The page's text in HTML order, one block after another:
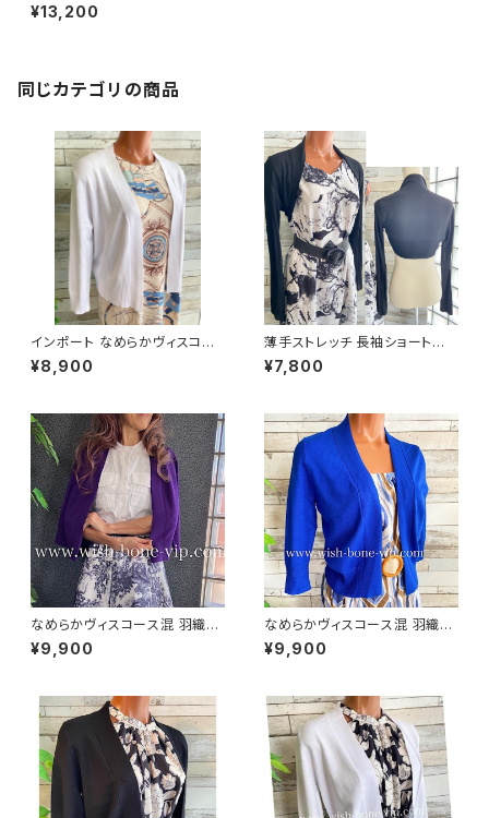
コース混 前ボタン 長袖 カーデ
ィガン/ボルドー
¥13,200
同じカテゴリの商品
インポート なめらかヴィスコー
ス混 羽織りもの 八分袖・長袖カ
ーディガン/ホワイト
¥8,900
薄手ストレッチ 長袖ショートボ
レロ・ロングスリーブカーディガ
ン UV・紫外線対策 羽織りもの
¥7,800
なめらかヴィスコース混 羽織り
カーディガン USAインポート/パ
ープル
¥9,900
なめらかヴィスコース混 羽織り
カーディガン USAインポート/ブ
ルー
¥9,900